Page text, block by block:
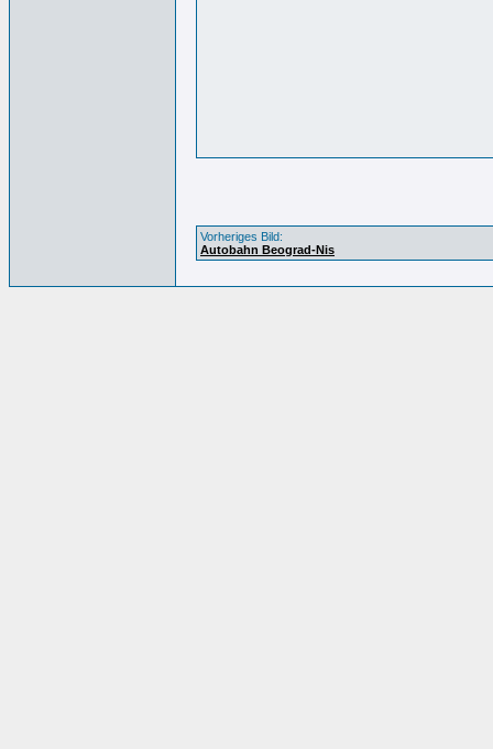
Vorheriges Bild:
Autobahn Beograd-Nis